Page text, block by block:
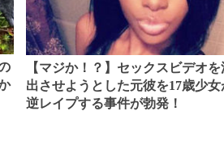
【マジか！？】セックスビデオを
出させようとした元彼を17歳少女
逆レイプする事件が勃発！